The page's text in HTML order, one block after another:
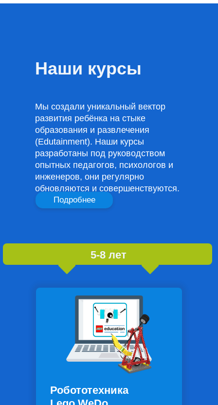
Наши курсы
Мы создали уникальный вектор
развития ребёнка на стыке
образования и развлечения
(Edutainment). Наши курсы
разработаны под руководством
опытных педагогов, психологов и
инженеров, они регулярно
обновляются и совершенствуются.
Подробнее
5-8 лет
Робототехника